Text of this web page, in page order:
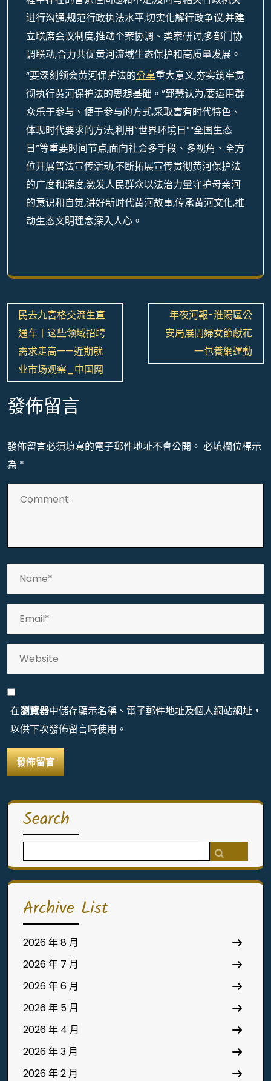
进行沟通,规范行政执法水平,切实化解行政争议,并建
立联席会议制度,推动个案协调、类案研讨,多部门协
调联动,合力共促黄河流域生态保护和高质量发展。
“要深刻领会黄河保护法的分享重大意义,夯实筑牢贯
彻执行黄河保护法的思想基础。”郅慧认为,要运用群
众乐于参与、便于参与的方式,采取富有时代特色、
体现时代要求的方法,利用“世界环境日”“全国生态
日”等重要时间节点,面向社会多手段、多视角、全方
位开展普法宣传活动,不断拓展宣传贯彻黄河保护法
的广度和深度,激发人民群众以法治力量守护母亲河
的意识和自觉,讲好新时代黄河故事,传承黄河文化,推
动生态文明理念深入人心。
文
章
導
覽
民去九宮格交流生直
通车丨这些领域招聘
需求走高——近期就
业市场观察_中国网
年夜河報-淮陽區公
安局展開婦女節獻花
一包養網運動
發佈留言
發佈留言必須填寫的電子郵件地址不會公開。 必填欄位標示
為 *
在瀏覽器中儲存顯示名稱、電子郵件地址及個人網站網址，
以供下次發佈留言時使用。
Search
for:
Archive List
2026 年 8 月
2026 年 7 月
2026 年 6 月
2026 年 5 月
2026 年 4 月
2026 年 3 月
2026 年 2 月